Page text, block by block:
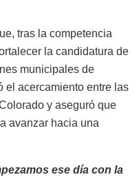
tras la competencia
la candidatura de
municipales de
el acercamiento entre las
y aseguró que
avanzar hacia una
ese día con la